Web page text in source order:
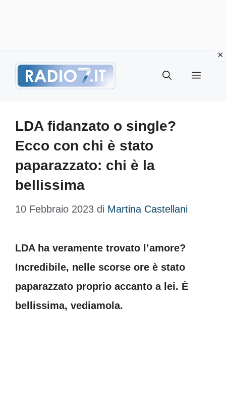
Menu
LDA fidanzato o single?
Ecco con chi è stato
paparazzato: chi è la
bellissima
10 Febbraio 2023 di Martina Castellani
LDA ha veramente trovato l’amore?
Incredibile, nelle scorse ore è stato
paparazzato proprio accanto a lei. È
bellissima, vediamola.